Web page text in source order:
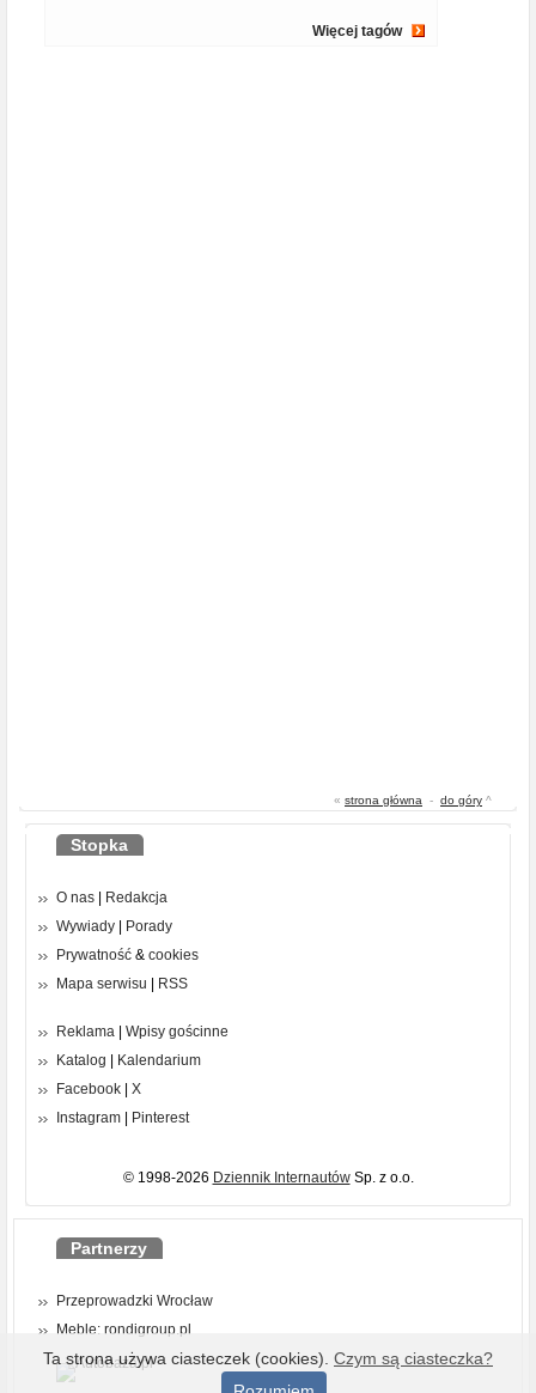
Więcej tagów
« strona główna - do góry ^
Stopka
O nas
Redakcja
Wywiady
Porady
Prywatność & cookies
Mapa serwisu
RSS
Reklama
Wpisy gościnne
Katalog
Kalendarium
Facebook
X
Instagram
Pinterest
© 1998-2026 Dziennik InternautówSp. z o.o.
Partnerzy
Przeprowadzki Wrocław
Meble: rondigroup.pl
Ta strona używa ciasteczek (cookies). Czym są ciasteczka?